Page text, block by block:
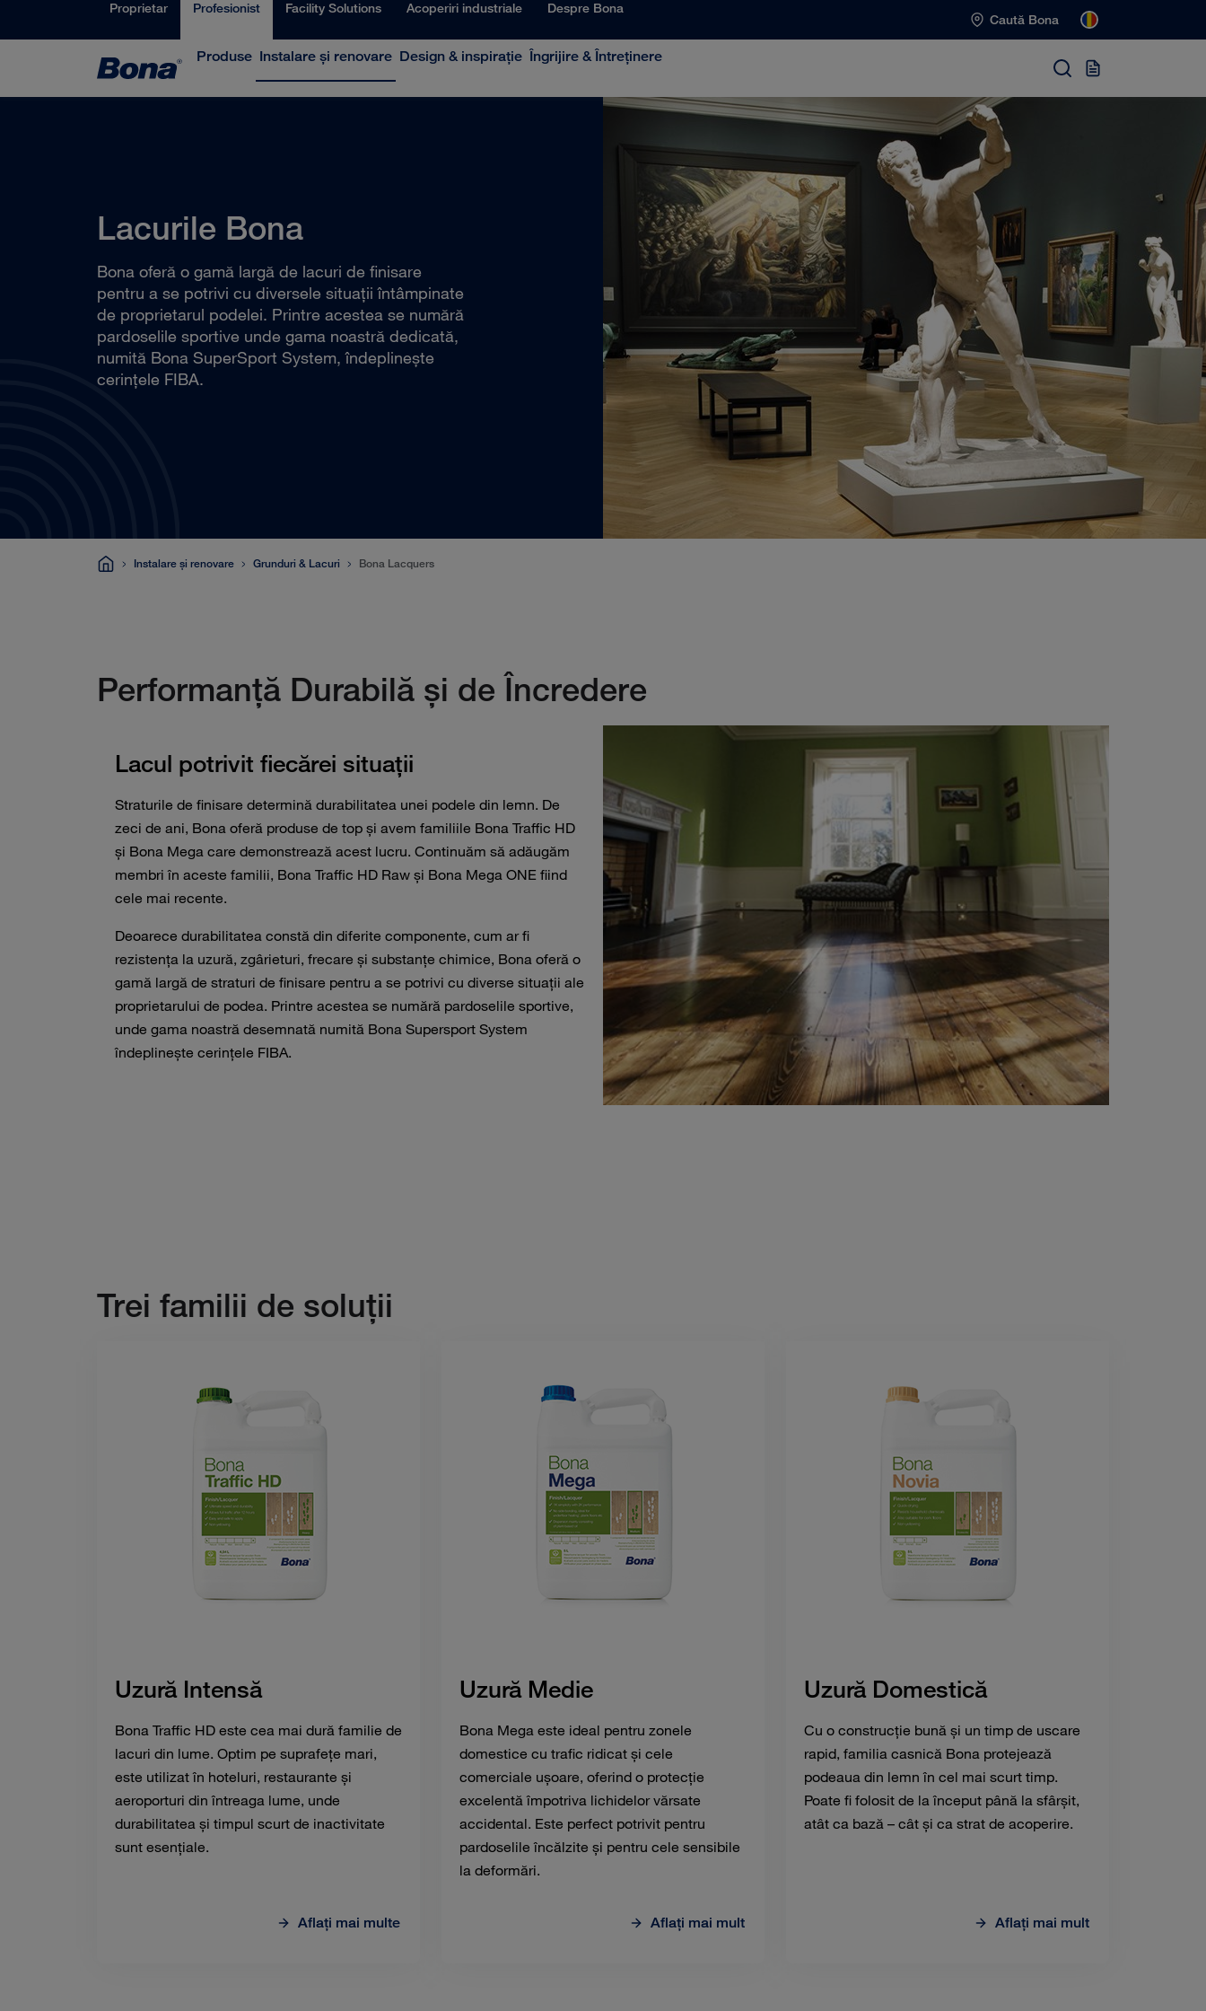
Proprietar Profesionist Facility Solutions Acoperiri industriale Despre Bona
Caută Bona
Produse Instalare și renovare Design & inspiraţie Îngrijire & Întreţinere
Lacurile Bona
Bona oferă o gamă largă de lacuri de finisare
pentru a se potrivi cu diversele situaţii întâmpinate
de proprietarul podelei. Printre acestea se numără
pardoselile sportive unde gama noastră dedicată,
numită Bona SuperSport System, îndeplineşte
cerinţele FIBA.
Instalare și renovare Grunduri & Lacuri Bona Lacquers
Performanţă Durabilă şi de Încredere
Lacul potrivit fiecărei situaţii
Straturile de finisare determină durabilitatea unei podele din lemn. De
zeci de ani, Bona oferă produse de top și avem familiile Bona Traffic HD
și Bona Mega care demonstrează acest lucru. Continuăm să adăugăm
membri în aceste familii, Bona Traffic HD Raw și Bona Mega ONE fiind
cele mai recente.
Deoarece durabilitatea constă din diferite componente, cum ar fi
rezistența la uzură, zgârieturi, frecare și substanțe chimice, Bona oferă o
gamă largă de straturi de finisare pentru a se potrivi cu diverse situații ale
proprietarului de podea. Printre acestea se numără pardoselile sportive,
unde gama noastră desemnată numită Bona Supersport System
îndeplinește cerințele FIBA.
Trei familii de soluţii
Uzură Intensă
Bona Traffic HD este cea mai dură familie de
lacuri din lume. Optim pe suprafețe mari,
este utilizat în hoteluri, restaurante și
aeroporturi din întreaga lume, unde
durabilitatea și timpul scurt de inactivitate
sunt esențiale.
Aflaţi mai multe
Uzură Medie
Bona Mega este ideal pentru zonele
domestice cu trafic ridicat și cele
comerciale ușoare, oferind o protecție
excelentă împotriva lichidelor vărsate
accidental. Este perfect potrivit pentru
pardoselile încălzite și pentru cele sensibile
la deformări.
Aflaţi mai mult
Uzură Domestică
Cu o construcție bună și un timp de uscare
rapid, familia casnică Bona protejează
podeaua din lemn în cel mai scurt timp.
Poate fi folosit de la început până la sfârșit,
atât ca bază – cât și ca strat de acoperire.
Aflaţi mai mult